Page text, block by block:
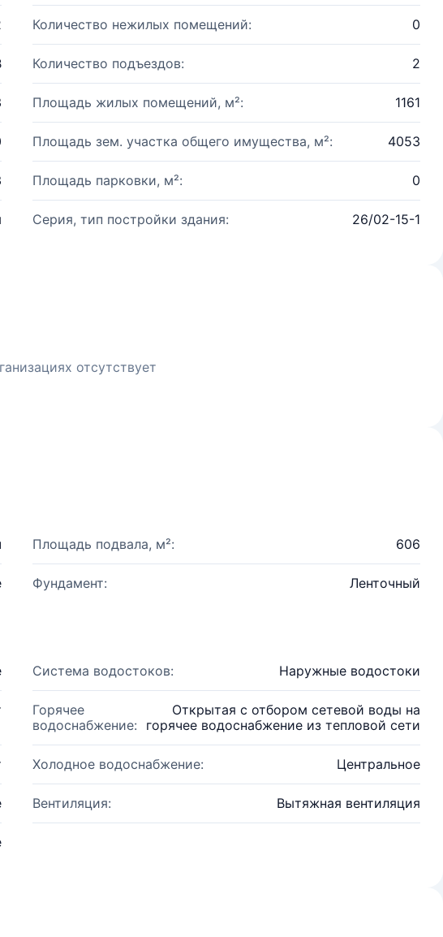
Количество нежилых помещений: 0
Количество подъездов: 2
Площадь жилых помещений, м²: 1161
Площадь зем. участка общего имущества, м²: 4053
Площадь парковки, м²: 0
Серия, тип постройки здания: 26/02-15-1
отсутствует
Площадь подвала, м²: 606
Фундамент: Ленточный
Система водостоков: Наружные водостоки
Горячее
водоснабжение:
Открытая с отбором сетевой воды на
горячее водоснабжение из тепловой сети
Холодное водоснабжение: Центральное
Вентиляция: Вытяжная вентиляция